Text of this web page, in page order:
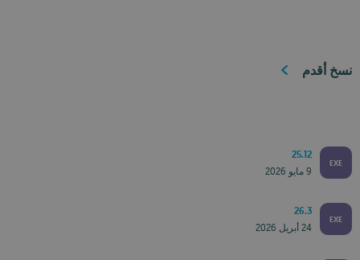
نسخ أقدم
EXE
25.12
9 مايو 2026
EXE
26.3
24 أبريل 2026